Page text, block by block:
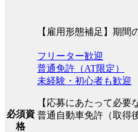
【雇用形態補足】期間
必須資
格
フリーター歓迎
普通免許（AT限定）
未経験・初心者も歓迎
【応募にあたって必要
普通自動車免許（取得